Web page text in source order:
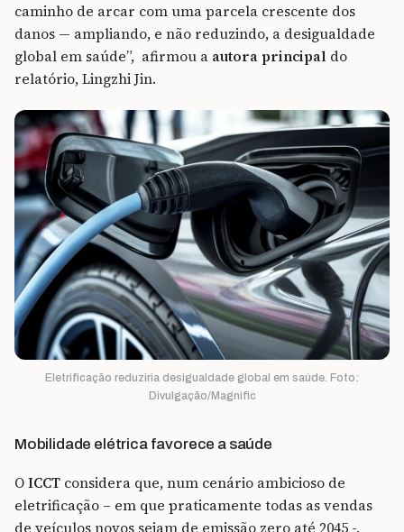
caminho de arcar com uma parcela crescente dos
danos — ampliando, e não reduzindo, a desigualdade
global em saúde”, afirmou a autora principal do
relatório, Lingzhi Jin.
Eletrificação reduziria desigualdade global em saúde. Foto:
Divulgação/Magnific
Mobilidade elétrica favorece a saúde
OICCT considera que, num cenário ambicioso de
eletrificação – em que praticamente todas as vendas